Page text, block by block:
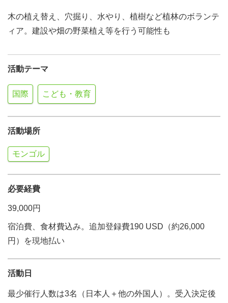
木の植え替え、穴掘り、水やり、植樹など植林のボランテ
ィア。建設や畑の野菜植え等を行う可能性も
活動テーマ
国際 こども・教育
活動場所
モンゴル
必要経費
39,000円
宿泊費、食材費込み。追加登録費190 USD（約26,000
円）を現地払い
活動日
最少催行人数は3名（日本人＋他の外国人）。受入決定後